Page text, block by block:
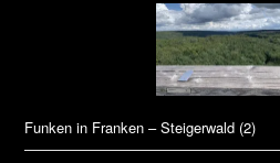
Funken in Franken – Steigerwald (2)